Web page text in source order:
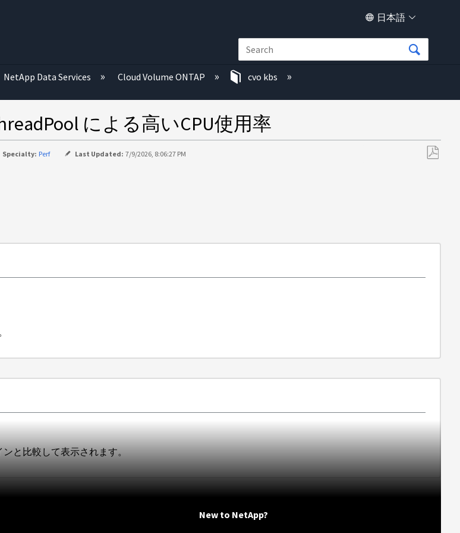
日本語
NetApp Data Services Cloud Volume ONTAP cvo kbs
による高いCPU使用率
Specialty: Perf Last Updated: 7/9/2026, 8:06:27 PM
と比較して表示されます。
New to NetApp?